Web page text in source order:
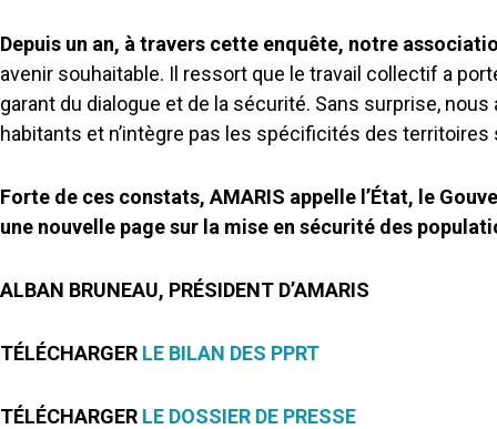
Depuis un an, à travers cette enquête, notre
avenir souhaitable. Il ressort que le travail collectif a
garant du dialogue et de la sécurité. Sans surprise,
habitants et n’intègre pas les spécificités des territoires
Forte de ces constats, AMARIS appelle l’État, le
une nouvelle page sur la mise en sécurité des
ALBAN BRUNEAU, PRÉSIDENT D’AMARIS
TÉLÉCHARGER LE BILAN DES PPRT
TÉLÉCHARGER LE DOSSIER DE PRESSE